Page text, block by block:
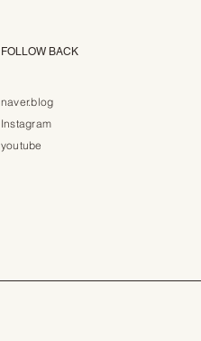
FOLLOW BACK
naver.blog
Instagram
youtube